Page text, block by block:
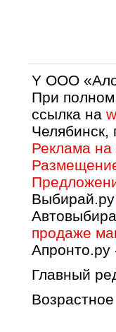
Y OOO
При полном
ссылка на
Челябинск,
Реклама на
Выбирай.ру
продаже
Апронто.ру
Главный